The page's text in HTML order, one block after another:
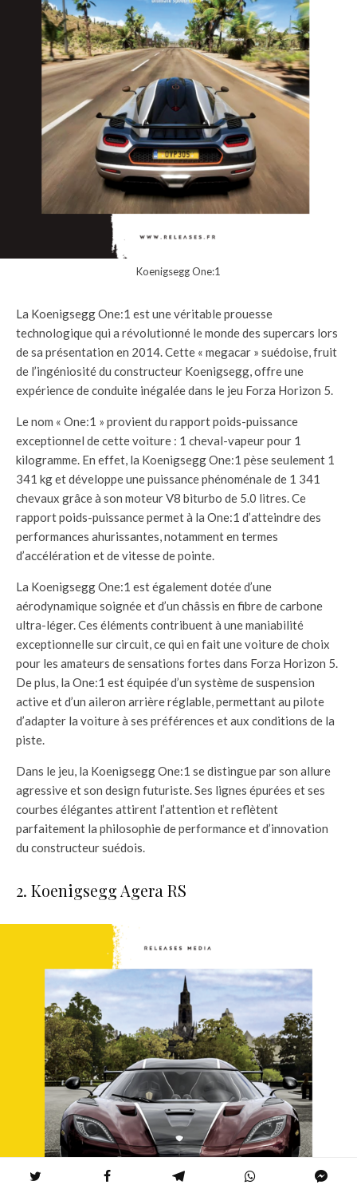
Koenigsegg One:1
La Koenigsegg One:1 est une véritable prouesse
technologique qui a révolutionné le monde des supercars lors
de sa présentation en 2014. Cette « megacar » suédoise, fruit
de l’ingéniosité du constructeur Koenigsegg, offre une
expérience de conduite inégalée dans le jeu Forza Horizon 5.
Le nom « One:1 » provient du rapport poids-puissance
exceptionnel de cette voiture : 1 cheval-vapeur pour 1
kilogramme. En effet, la Koenigsegg One:1 pèse seulement 1
341 kg et développe une puissance phénoménale de 1 341
chevaux grâce à son moteur V8 biturbo de 5.0 litres. Ce
rapport poids-puissance permet à la One:1 d’atteindre des
performances ahurissantes, notamment en termes
d’accélération et de vitesse de pointe.
La Koenigsegg One:1 est également dotée d’une
aérodynamique soignée et d’un châssis en fibre de carbone
ultra-léger. Ces éléments contribuent à une maniabilité
exceptionnelle sur circuit, ce qui en fait une voiture de choix
pour les amateurs de sensations fortes dans Forza Horizon 5.
De plus, la One:1 est équipée d’un système de suspension
active et d’un aileron arrière réglable, permettant au pilote
d’adapter la voiture à ses préférences et aux conditions de la
piste.
Dans le jeu, la Koenigsegg One:1 se distingue par son allure
agressive et son design futuriste. Ses lignes épurées et ses
courbes élégantes attirent l’attention et reflètent
parfaitement la philosophie de performance et d’innovation
du constructeur suédois.
2. Koenigsegg Agera RS